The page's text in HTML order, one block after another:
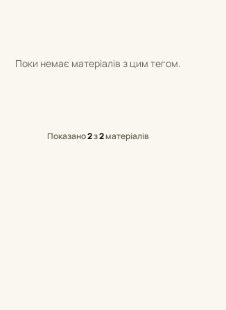
Поки немає матеріалів з цим тегом.
Показано2з2матеріалів